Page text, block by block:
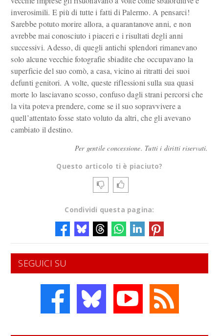
inverosimili. E più di tutte i fatti di Palermo. A pensarci!
Sarebbe potuto morire allora, a quarantanove anni, e non
avrebbe mai conosciuto i piaceri e i risultati degli anni
successivi. Adesso, di quegli antichi splendori rimanevano
solo alcune vecchie fotografie sbiadite che occupavano la
superficie del suo comò, a casa, vicino ai ritratti dei suoi
defunti genitori. A volte, queste riflessioni sulla sua quasi
morte lo lasciavano scosso, confuso dagli strani percorsi che
la vita poteva prendere, come se il suo sopravvivere a
quell’attentato fosse stato voluto da altri, che gli avevano
cambiato il destino.
Per gentile concessione. Tutti i diritti riservati.
Questo articolo ti è piaciuto?
Condividi questa pagina:
SEGUICI SU